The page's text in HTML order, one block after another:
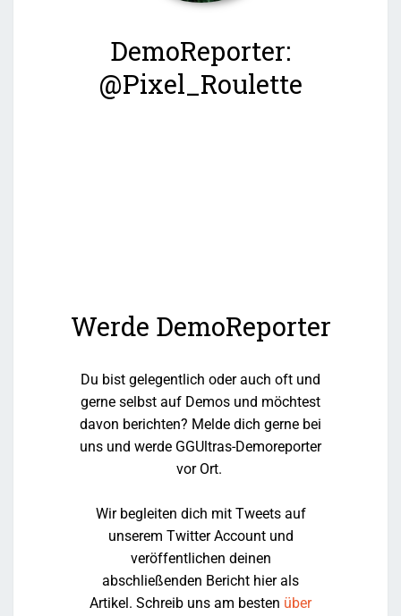
DemoReporter:
@Pixel_Roulette
Werde DemoReporter
Du bist gelegentlich oder auch oft und
gerne selbst auf Demos und möchtest
davon berichten? Melde dich gerne bei
uns und werde GGUltras-Demoreporter
vor Ort.
Wir begleiten dich mit Tweets auf
unserem Twitter Account und
veröffentlichen deinen
abschließenden Bericht hier als
Artikel. Schreib uns am besten über